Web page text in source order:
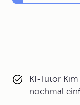
KI-Tutor
nochmal